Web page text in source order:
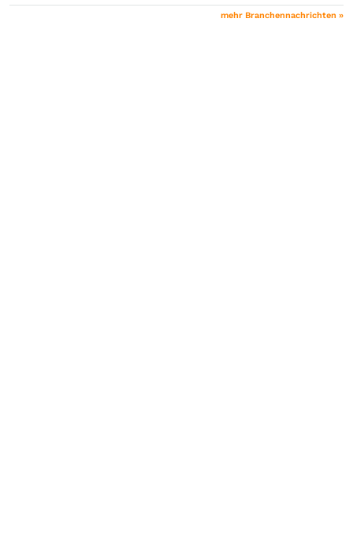
mehr Branchennachrichten »